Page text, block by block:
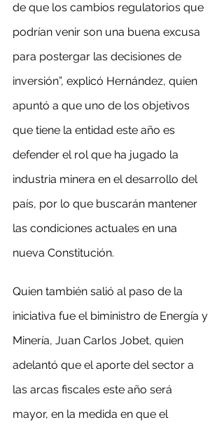
de que los cambios regulatorios que
podrían venir son una buena excusa
para postergar las decisiones de
inversión”, explicó Hernández, quien
apuntó a que uno de los objetivos
que tiene la entidad este año es
defender el rol que ha jugado la
industria minera en el desarrollo del
país, por lo que buscarán mantener
las condiciones actuales en una
nueva Constitución.
Quien también salió al paso de la
iniciativa fue el biministro de Energía y
Minería, Juan Carlos Jobet, quien
adelantó que el aporte del sector a
las arcas fiscales este año será
mayor, en la medida en que el